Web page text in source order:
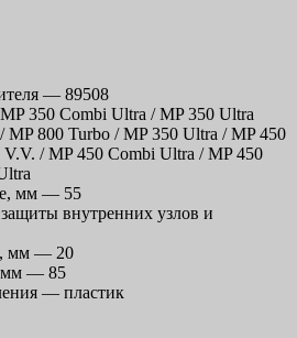
— 89508
MP 350 Combi Ultra / MP 350 Ultra
MP 800 Turbo / MP 350 Ultra / MP 450
/ MP 450 Combi Ultra / MP 450
мм — 55
защиты внутренних узлов и
мм — 20
мм — 85
— пластик